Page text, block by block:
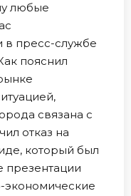
любые
в пресс-службе
пояснил
связана с
отказ на
который был
презентации
экономические